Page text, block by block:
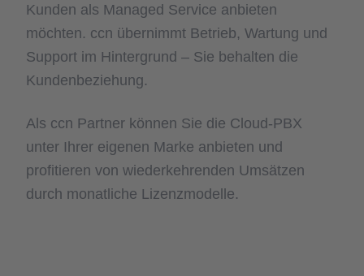
Kunden als Managed Service anbieten
möchten. ccn übernimmt Betrieb, Wartung und
Support im Hintergrund – Sie behalten die
Kundenbeziehung.
Als ccn Partner können Sie die Cloud-PBX
unter Ihrer eigenen Marke anbieten und
profitieren von wiederkehrenden Umsätzen
durch monatliche Lizenzmodelle.